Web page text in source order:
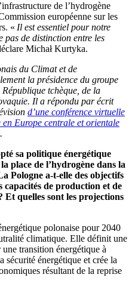
de l’hydrogène
européenne sur les
« Il est essentiel pour notre
pas de distinction entre les
Michał Kurtyka.
du Climat et de
la présidence du groupe
tchèque, de la
Il a répondu par écrit
d’une conférence virtuelle
en Europe centrale et orientale
.
sa politique énergétique
place de l’hydrogène dans la
Pologne a-t-elle des objectifs
capacités de production et de
Et quelles sont les projections
polonaise pour 2040
climatique. Elle définit une
transition énergétique à
sécurité énergétique et crée la
résultant de la reprise